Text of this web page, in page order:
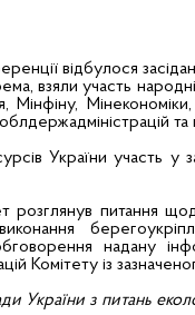
відбулося
взяли участь
Мінфіну,
та
України участь у
розглянув питання
надану
Комітету із
України з питань